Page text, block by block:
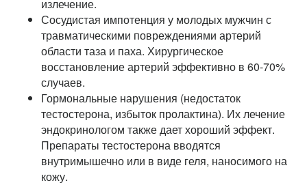
излечение.
Сосудистая импотенция у молодых мужчин с
травматическими повреждениями артерий
области таза и паха. Хирургическое
восстановление артерий эффективно в 60-70%
случаев.
Гормональные нарушения (недостаток
тестостерона, избыток пролактина). Их лечение
эндокринологом также дает хороший эффект.
Препараты тестостерона вводятся
внутримышечно или в виде геля, наносимого на
кожу.